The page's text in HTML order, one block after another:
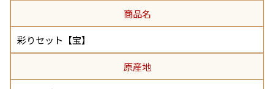
商品名
彩りセット【宝】
原産地